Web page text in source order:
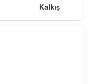
Kalkış